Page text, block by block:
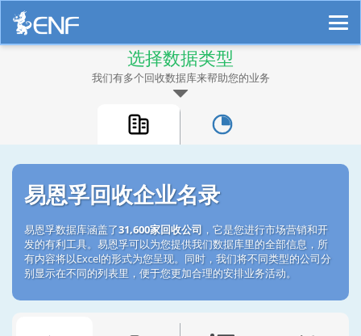
选择数据类型
我们有多个回收数据库来帮助您的业务
易恩孚回收企业名录
易恩孚数据库涵盖了31,600家回收公司 ，它是您进行市场营销和开
发的有利工具。易恩孚可以为您提供我们数据库里的全部信息，所
有内容将以Excel的形式为您呈现。同时，我们将不同类型的公司分
别显示在不同的列表里，便于您更加合理的安排业务活动。